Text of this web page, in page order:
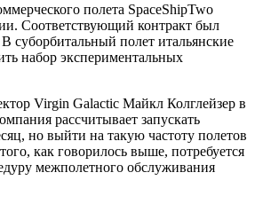
полета SpaceShipTwo
Соответствующий контракт был
суборбитальный полет итальянские
набор экспериментальных
Virgin Galactic Майкл Колглейзер в
рассчитывает запускать
но выйти на такую частоту полетов
как говорилось выше, потребуется
межполетного обслуживания